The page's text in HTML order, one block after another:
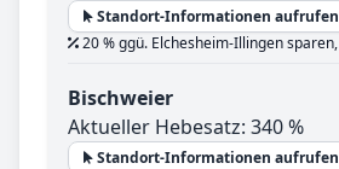
Standort-Informationen aufrufen
20 % ggü. Elchesheim-Illingen sparen,
Bischweier
Aktueller Hebesatz: 340 %
Standort-Informationen aufrufen